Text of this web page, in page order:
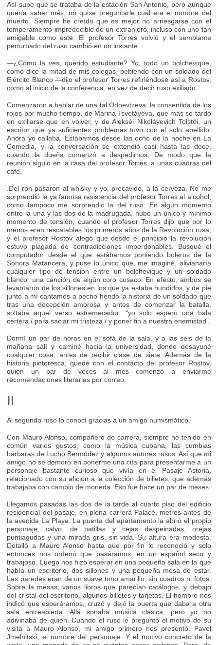
Así supe que se trataba de la estación San Antonio, pero aunque
quería saber más, no quise preguntarle cuál era el nombre del
muerto. Siempre he creído que es mejor no arriesgarse con el
temperamento impredecible de un extranjero, incluso con uno tan
amigable como este. El profesor Torres volvió y el semblante
perturbado del ruso cambió en un instante.
—¿Cómo la ves, querido estudiante? Yo, todo un bolchevique,
como dice la mitad de mis colegas, bebiendo con un soldado del
Ejército Blanco —dijo el profesor Torres refiriéndose así a Rostov,
como al inicio de la conferencia, en vez de decir ruso exiliado.
Comenzaron a hablar de una tal Odoevtzeva, la consentida de los
rojos por mucho tiempo, de Marina Tsvetáyeva, que más se tardó
en exiliarse que en volver, y de Alekséi Nikoláyevich Tolstói, un
escritor que ya suficientes problemas tuvo con el solo apellido.
Ahora yo callaba. Estábamos desde las ocho de la noche en La
Comedia, y la conversación se extendió casi hasta las doce,
cuando la dueña comenzó a despedirnos. De modo que la
reunión siguió en la casa del profesor Torres, a unas cuadras del
café.
.Del ron pasaron al whisky y yo, precavido, a la cerveza. No me
sorprendió la ya famosa resistencia del profesor Torres al alcohol,
como tampoco me sorprendió la del ruso. En algún momento
entre la una y las dos de la madrugada, hubo un único y mínimo
momento de tensión, cuando el profesor Torres dijo que por lo
menos eran rescatables los primeros años de la Revolución rusa;
y el profesor Rostov alegó que desde el principio la revolución
estuvo plagada de contradicciones imperdonables. Busqué el
computador desde el que estábamos poniendo boleros de la
Sonora Matancera, y puse lo único que, me imaginé, alivianaría
cualquier tipo de tensión entre un bolchevique y un soldado
blanco: una canción de algún coro cosaco. En efecto, ambos se
levantaron de los sillones en los que ya estaba hundidos, y de pie
junto a mí cantamos a pecho herido la historia de un soldado que
tras una decepción amorosa y antes de comenzar la batalla,
soltaba aquel verso estremecedor: “yo solo espero una bala
certera / para saciar mi tristeza / y poner fin a nuestra enemistad”.
Dormí un par de horas en el sofá de la sala, y a las seis de la
mañana salí y caminé hacia la universidad, donde desayuné
cualquier cosa, antes de recibir clase de siete. Además de la
historia pintoresca, quedé con el contacto del profesor Rostov,
quien un par de veces al mes comenzó a enviarme
recomendaciones literarias por correo.
II
Al segundo ruso lo conocí gracias a un amigo numismático.
Con Mauro Alonso, compañero de carrera, siempre he tenido en
común varios gustos, como la música cubana, las cumbias
bárbaras de Lucho Bermúdez y algunos autores rusos. Así que mi
amigo no se demoró en ponerme una cita para presentarme a un
personaje bastante curioso que vivía en el Pasaje Astoria,
relacionado con su afición a la colección de billetes, que además
trabajaba con cambio de moneda. Eso fue hace un par de meses.
Llegamos pasadas las dos de la tarde al cuarto piso del edificio
residencial del pasaje, en plena carrera Palacé, metros antes de
la avenida La Playa. La puerta del apartamento la abrió el propio
personaje, calvo, de patillas y cejas despeinadas, orejas
puntiagudas y una mirada gris, sin vida. Su altura era modesta.
Detalló a Mauro Alonso hasta que por fin lo reconoció y solo
entonces nos ordenó que pasáramos, en un español seco y
trabajoso. Luego nos hizo esperar en una pequeña sala en la que
había un escritorio, dos sillones y una pequeña mesa de estar.
Las paredes eran de un suave tono amarillo, sin cuadros ni fotos.
Sobre la mesas, varios libros que parecían catálogos, y debajo
del cristal del escritorio, algunos billetes y tarjetas. El hombre nos
indicó que esperáramos, cruzó y dejó la puerta que daba a otra
sala entreabierta. Allá sonaba música clásica, pero yo no
adivinaba de quién. Cuando el ruso le preguntó el motivo de su
visita a Mauro Alonso, mi amigo primero nos presentó. Pavel
Jmelnitski, el nombre del personaje. Y el motivo concreto de la